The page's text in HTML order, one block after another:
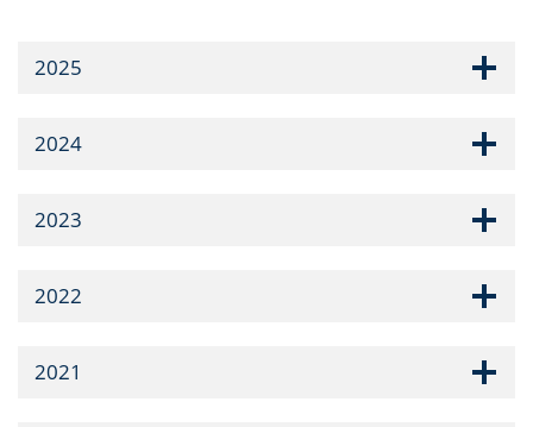
2025
2024
2023
2022
2021